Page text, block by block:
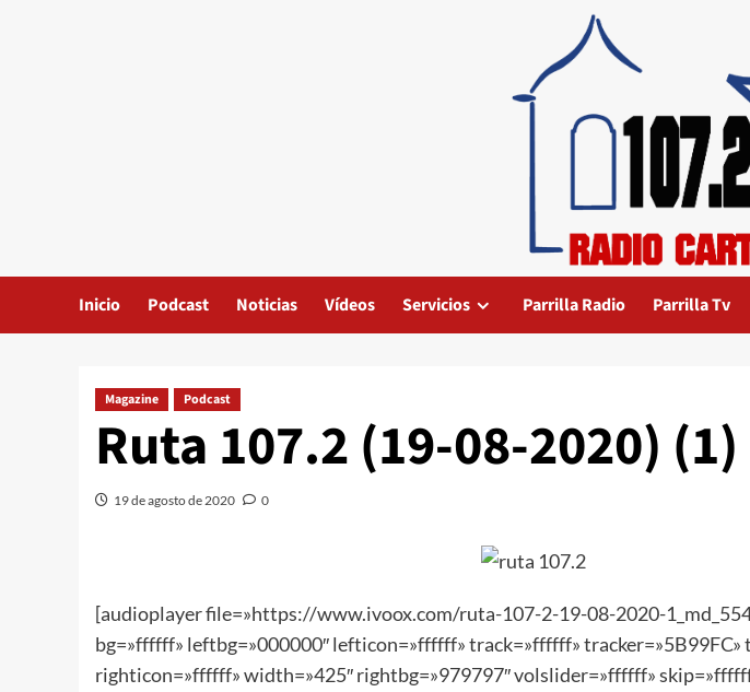
Inicio Podcast Noticias Vídeos Servicios Parrilla Radio Parrilla Tv
Magazine Podcast
Ruta 107.2 (19-08-2020) (1)
19 de agosto de 2020 0
[audioplayer file=»https://www.ivoox.com/ruta-107-2-19-08-2020-
bg=»ffffff» leftbg=»000000″ lefticon=»ffffff» track=»ffffff» tracker=»5B99FC»
righticon=»ffffff» width=»425″ rightbg=»979797″ volslider=»ffffff»